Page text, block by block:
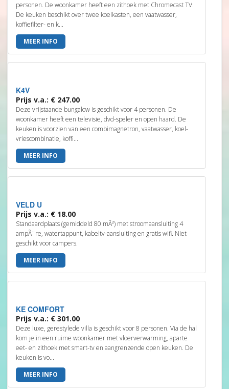
personen. De woonkamer heeft een zithoek met Chromecast TV.
De keuken beschikt over twee koelkasten, een vaatwasser,
koffiefilter- en k...
MEER INFO
K4V
Prijs v.a.: € 247.00
Deze vrijstaande bungalow is geschikt voor 4 personen. De
woonkamer heeft een televisie, dvd-speler en open haard. De
keuken is voorzien van een combimagnetron, vaatwasser, koel-
vriescombinatie, koffi...
MEER INFO
VELD U
Prijs v.a.: € 18.00
Standaardplaats (gemiddeld 80 mÂ²) met stroomaansluiting 4
ampÃ¨re, watertappunt, kabeltv-aansluiting en gratis wifi. Niet
geschikt voor campers.
MEER INFO
KE COMFORT
Prijs v.a.: € 301.00
Deze luxe, gerestylede villa is geschikt voor 8 personen. Via de hal
kom je in een ruime woonkamer met vloerverwarming, aparte
eet- en zithoek met smart-tv en aangrenzende open keuken. De
keuken is vo...
MEER INFO